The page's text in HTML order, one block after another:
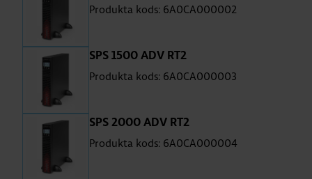
Produkta kods: 6A0CA000002
SPS 1500 ADV RT2
Produkta kods: 6A0CA000003
SPS 2000 ADV RT2
Produkta kods: 6A0CA000004